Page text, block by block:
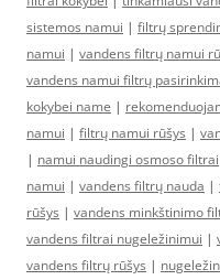
sistemos namui | filtrų
namui | vandens filtrų namui
vandens namui filtrų
kokybei name |
namui | filtrų namui rūšys |
| namui naudingi osmoso filtrai
namui | vandens filtrų nauda |
rūšys | vandens minkštinimo
vandens filtrai nugeležinimui |
vandens filtrų rūšys |